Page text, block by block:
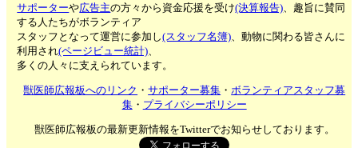
サポーターや広告主の方々から資金応援を受け(決算報告)、趣旨に賛同
する人たちがボランティア
スタッフとなって運営に参加し(スタッフ名簿)、動物に関わる皆さんに
利用され(ページビュー統計)、
多くの人々に支えられています。
獣医師広報板へのリンク ・サポーター募集 ・ボランティアスタッフ募
集・ プライバシーポリシー
獣医師広報板の最新更新情報をTwitterでお知らせしております。